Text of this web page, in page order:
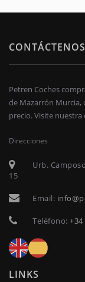
CONTÁCTENOS
Petren Coches
de Mazarrón Murcia,
precio. Visite
Direcciones
Urb.
15
Email:
Teléfono: +34
LINKS